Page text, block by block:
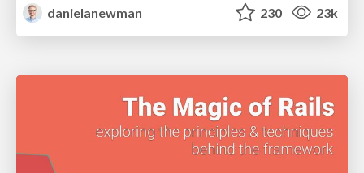
danielanewman
230 23k